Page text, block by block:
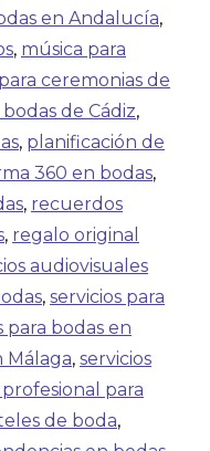
en Andalucía,
, música para
ceremonias de
de Cádiz,
, planificación de
360 en bodas,
, recuerdos
, regalo original
audiovisuales
, servicios para
para bodas en
Málaga, servicios
para
de boda,